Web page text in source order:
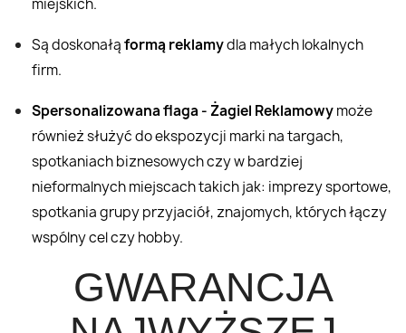
Są doskonałąformą reklamydla małych lokalnych
firm.
Spersonalizowana flaga - Żagiel Reklamowymoże
również służyć do ekspozycji marki na targach,
spotkaniach biznesowych czy w bardziej
nieformalnych miejscach takich jak: imprezy sportowe,
spotkania grupy przyjaciół, znajomych, których łączy
wspólny cel czy hobby.
GWARANCJA